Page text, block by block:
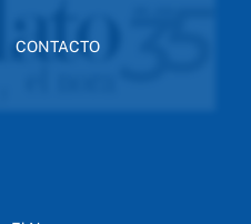
CONTACTO